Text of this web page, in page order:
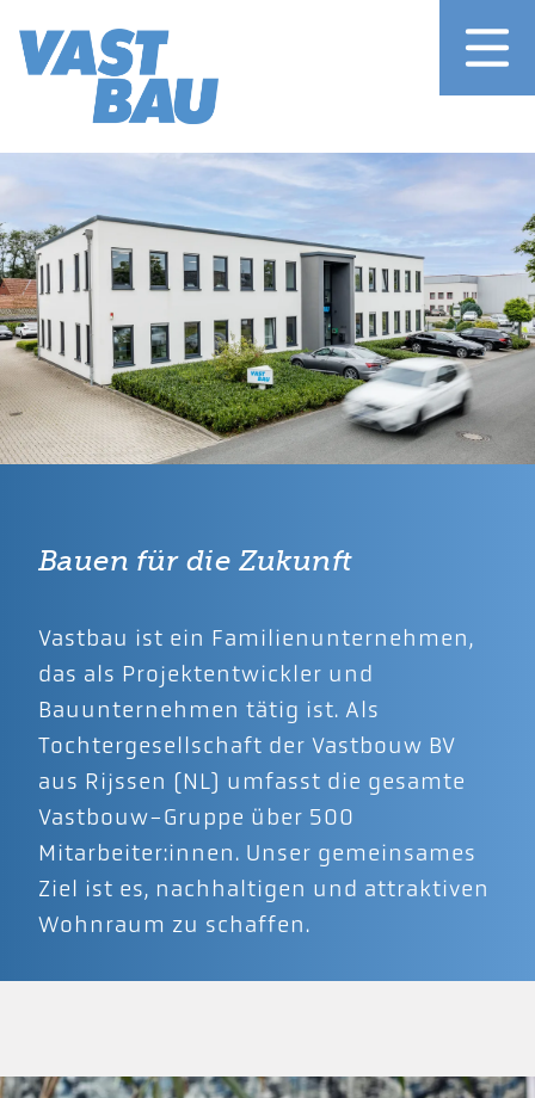
Bauen für die Zukunft
Vastbau ist ein Familienunternehmen,
das als Projektentwickler und
Bauunternehmen tätig ist. Als
Tochtergesellschaft der Vastbouw BV
aus Rijssen (NL) umfasst die gesamte
Vastbouw-Gruppe über 500
Mitarbeiter:innen. Unser gemeinsames
Ziel ist es, nachhaltigen und attraktiven
Wohnraum zu schaffen.